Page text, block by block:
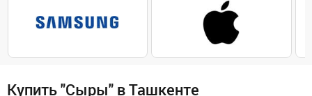
Купить "Сыры" в Ташкенте